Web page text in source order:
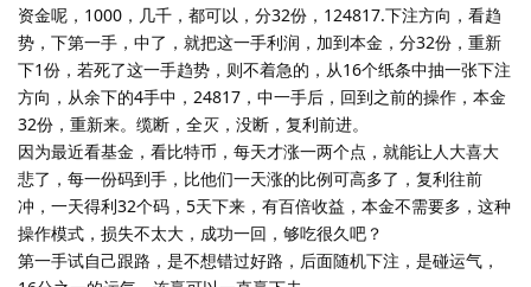
资金呢，1000，几千，都可以，分32份，124817.下注方向，看趋
势，下第一手，中了，就把这一手利润，加到本金，分32份，重新
下1份，若死了这一手趋势，则不着急的，从16个纸条中抽一张下注
方向，从余下的4手中，24817，中一手后，回到之前的操作，本金
32份，重新来。缆断，全灭，没断，复利前进。
因为最近看基金，看比特币，每天才涨一两个点，就能让人大喜大
悲了，每一份码到手，比他们一天涨的比例可高多了，复利往前
冲，一天得利32个码，5天下来，有百倍收益，本金不需要多，这种
操作模式，损失不太大，成功一回，够吃很久吧？
第一手试自己跟路，是不想错过好路，后面随机下注，是碰运气，